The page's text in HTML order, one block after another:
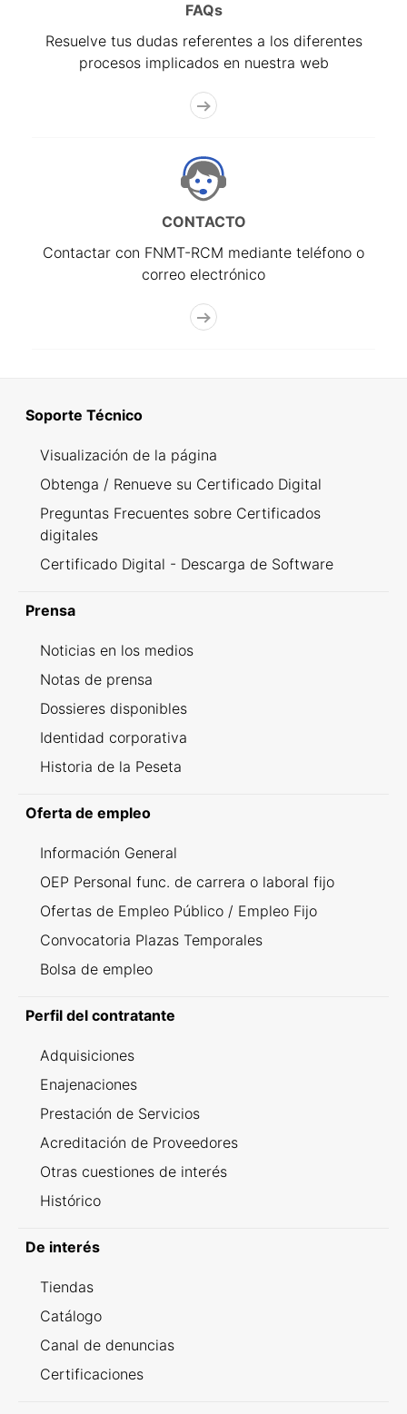
FAQs
Resuelve tus dudas referentes a los diferentes
procesos implicados en nuestra web
CONTACTO
Contactar con FNMT-RCM mediante teléfono o
correo electrónico
Soporte Técnico
Visualización de la página
Obtenga / Renueve su Certificado Digital
Preguntas Frecuentes sobre Certificados
digitales
Certificado Digital - Descarga de Software
Prensa
Noticias en los medios
Notas de prensa
Dossieres disponibles
Identidad corporativa
Historia de la Peseta
Oferta de empleo
Información General
OEP Personal func. de carrera o laboral fijo
Ofertas de Empleo Público / Empleo Fijo
Convocatoria Plazas Temporales
Bolsa de empleo
Perfil del contratante
Adquisiciones
Enajenaciones
Prestación de Servicios
Acreditación de Proveedores
Otras cuestiones de interés
Histórico
De interés
Tiendas
Catálogo
Canal de denuncias
Certificaciones